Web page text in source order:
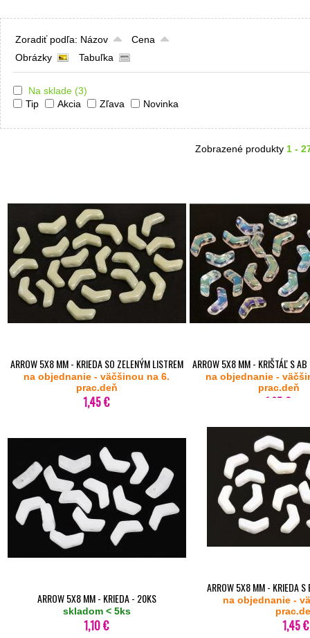
Zoradiť podľa: Názov
Cena
Obrázky
Tabuľka
Na sklade (3)
Tip
Akcia Zľava Novinka
Zobrazené produkty 1 -
ARROW 5X8 MM - KRIEDA SO ZELENÝM LISTREM
14457 - 20KS
na objednanie - väčšinou na 6.
prac.deň
1,45 €
ARROW 5X8 MM - KRIŠTÁĽ S
na objednanie -
prac.deň
1,65 €
ARROW 5X8 MM - KRIEDA - 20KS
skladom < 5ks
1,10 €
ARROW 5X8 MM - KRIEDA
- 20KS
na objednanie -
1,45 €